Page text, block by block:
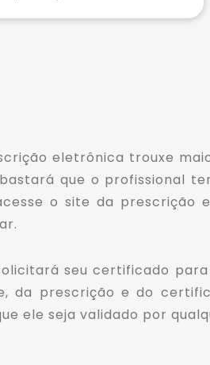
eletrônica trouxe
que o profissional
o site da prescrição
seu certificado
da prescrição e do
ele seja validado por